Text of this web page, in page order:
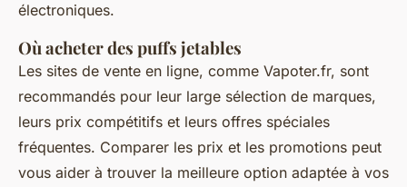
électroniques.
Où acheter des puffs jetables
Les sites de vente en ligne, comme Vapoter.fr, sont
recommandés pour leur large sélection de marques,
leurs prix compétitifs et leurs offres spéciales
fréquentes. Comparer les prix et les promotions peut
vous aider à trouver la meilleure option adaptée à vos